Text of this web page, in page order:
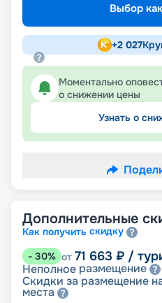
Выбор
+2 027
Моментально
о снижении цены
Узнать о
Дополнительные
Как получить скидку
- 30% от 71 663 ₽ /
Неполное размещение
Скидки за размещение
места